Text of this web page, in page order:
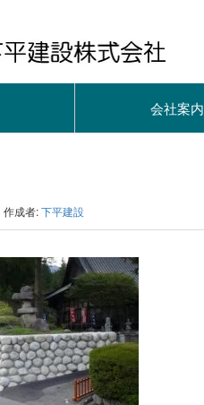
会社案内
作成者:下平建設